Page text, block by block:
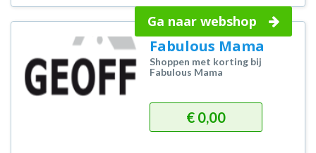
Ga naar webshop
Fabulous Mama
Shoppen met korting bij
Fabulous Mama
€ 0,00